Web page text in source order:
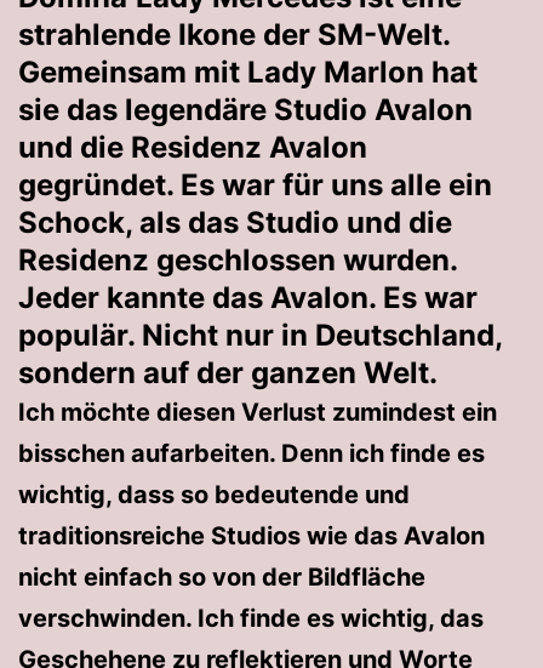
strahlende Ikone der SM-Welt.
Gemeinsam mit Lady Marlon hat
sie das legendäre Studio Avalon
und die Residenz Avalon
gegründet. Es war für uns alle ein
Schock, als das Studio und die
Residenz geschlossen wurden.
Jeder kannte das Avalon. Es war
populär. Nicht nur in Deutschland,
sondern auf der ganzen Welt.
Ich möchte diesen Verlust zumindest ein
bisschen aufarbeiten. Denn ich finde es
wichtig, dass so bedeutende und
traditionsreiche Studios wie das Avalon
nicht einfach so von der Bildfläche
verschwinden. Ich finde es wichtig, das
Geschehene zu reflektieren und Worte